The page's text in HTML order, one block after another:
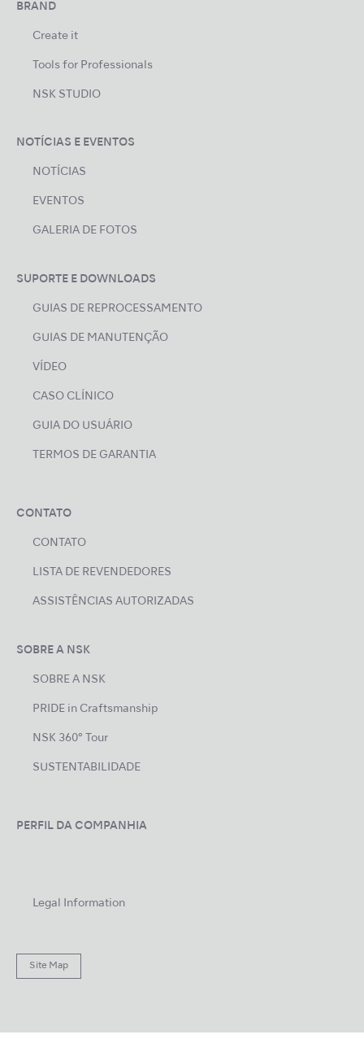
BRAND
Create it
Tools for Professionals
NSK STUDIO
NOTÍCIAS E EVENTOS
NOTÍCIAS
EVENTOS
GALERIA DE FOTOS
SUPORTE E DOWNLOADS
GUIAS DE REPROCESSAMENTO
GUIAS DE MANUTENÇÃO
VÍDEO
CASO CLÍNICO
GUIA DO USUÁRIO
TERMOS DE GARANTIA
CONTATO
CONTATO
LISTA DE REVENDEDORES
ASSISTÊNCIAS AUTORIZADAS
SOBRE A NSK
SOBRE A NSK
PRIDE in Craftsmanship
NSK 360° Tour
SUSTENTABILIDADE
PERFIL DA COMPANHIA
Legal Information
Site Map